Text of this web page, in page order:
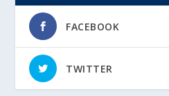
FACEBOOK
TWITTER